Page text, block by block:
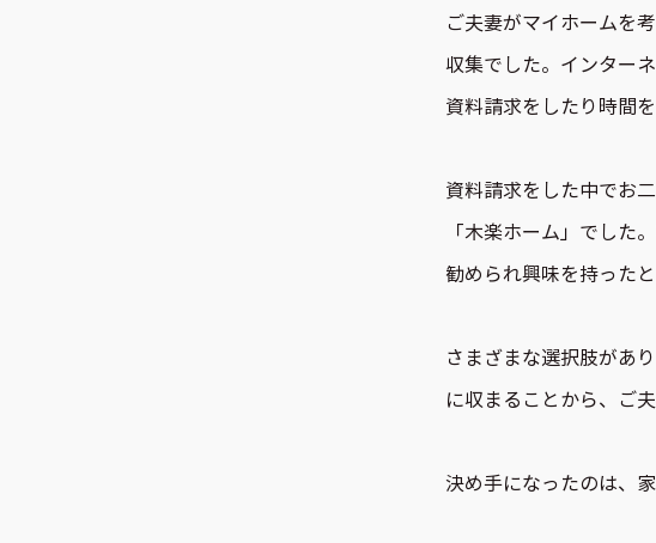
ご夫妻がマイホームを
収集でした。インター
資料請求をしたり時間
資料請求をした中でお
「木楽ホーム」でした
勧められ興味を持ったと
さまざまな選択肢があ
に収まることから、ご
決め手になったのは、